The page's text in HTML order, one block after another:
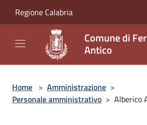
Regione Calabria
Comune di
Antico
Home > Amministrazione >
Personale amministrativo > Alberico